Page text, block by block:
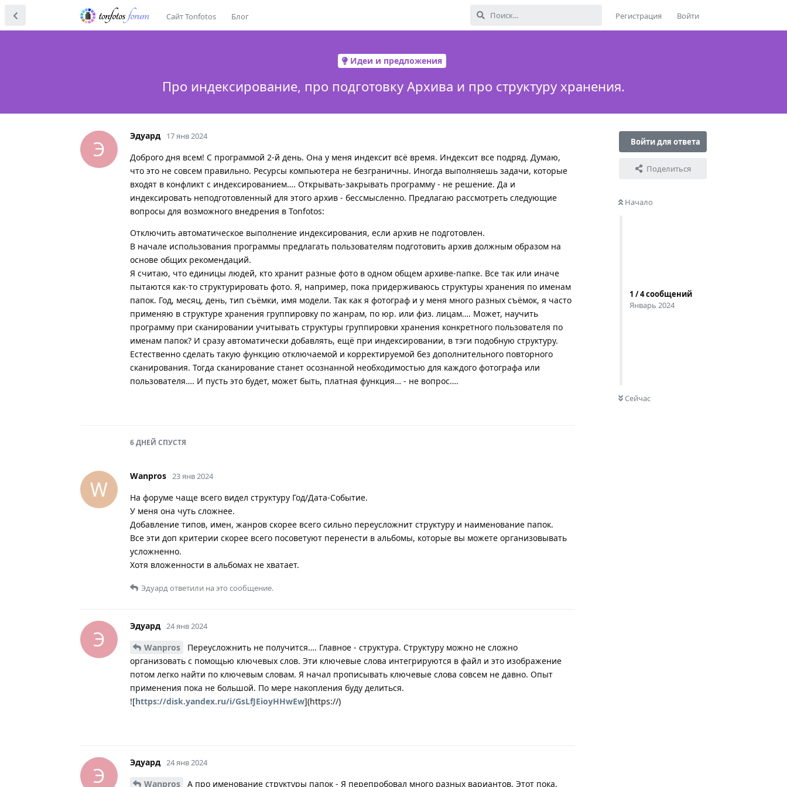
Сайт Tonfotos Блог Регистрация Войти
Идеи и предложения
Про индексирование, про подготовку Архива и про структуру хранения.
Войти для ответа
Поделиться
Начало
1 /4сообщений
Январь 2024
Сейчас
Э
Эдуард 17 янв 2024
Доброго дня всем! С программой 2-й день. Она у меня индексит всё время. Индексит все подряд. Думаю,
что это не совсем правильно. Ресурсы компьютера не безграничны. Иногда выполняешь задачи, которые
входят в конфликт с индексированием…. Открывать-закрывать программу - не решение. Да и
индексировать неподготовленный для этого архив - бессмысленно. Предлагаю рассмотреть следующие
вопросы для возможного внедрения в Tonfotos:
Отключить автоматическое выполнение индексирования, если архив не подготовлен.
В начале использования программы предлагать пользователям подготовить архив должным образом на
основе общих рекомендаций.
Я считаю, что единицы людей, кто хранит разные фото в одном общем архиве-папке. Все так или иначе
пытаются как-то структурировать фото. Я, например, пока придерживаюсь структуры хранения по именам
папок. Год, месяц, день, тип съёмки, имя модели. Так как я фотограф и у меня много разных съёмок, я часто
применяю в структуре хранения группировку по жанрам, по юр. или физ. лицам…. Может, научить
программу при сканировании учитывать структуры группировки хранения конкретного пользователя по
именам папок? И сразу автоматически добавлять, ещё при индексировании, в тэги подобную структуру.
Естественно сделать такую функцию отключаемой и корректируемой без дополнительного повторного
сканирования. Тогда сканирование станет осознанной необходимостью для каждого фотографа или
пользователя…. И пусть это будет, может быть, платная функция… - не вопрос….
6 ДНЕЙ СПУСТЯ
W
Wanpros 23 янв 2024
На форуме чаще всего видел структуру Год/Дата-Событие.
У меня она чуть сложнее.
Добавление типов, имен, жанров скорее всего сильно переусложнит структуру и наименование папок.
Все эти доп критерии скорее всего посоветуют перенести в альбомы, которые вы можете организовывать
усложненно.
Хотя вложенности в альбомах не хватает.
Эдуардответили на это сообщение.
Э
Эдуард 24 янв 2024
Wanpros
Переусложнить не получится…. Главное - структура. Структуру можно не сложно
организовать с помощью ключевых слов. Эти ключевые слова интегрируются в файл и это изображение
потом легко найти по ключевым словам. Я начал прописывать ключевые слова совсем не давно. Опыт
применения пока не большой. По мере накопления буду делиться.
![https://disk.yandex.ru/i/GsLfJEioyHHwEw](https://)
Э
Эдуард 24 янв 2024
Wanpros А про именование структуры папок - Я перепробовал много разных вариантов. Этот пока,